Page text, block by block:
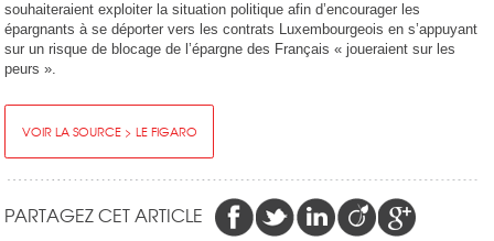
souhaiteraient exploiter la situation politique afin d’encourager les
épargnants à se déporter vers les contrats Luxembourgeois en s’appuyant
sur un risque de blocage de l’épargne des Français « joueraient sur les
peurs ».
VOIR LA SOURCE > LE FIGARO
PARTAGEZ CET ARTICLE